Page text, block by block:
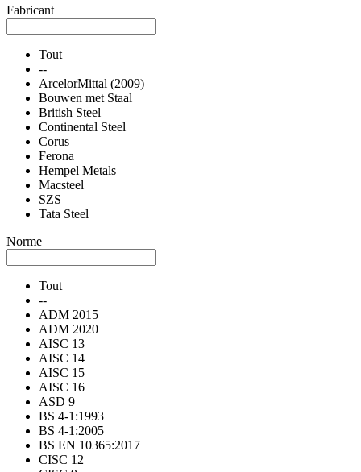
Fabricant
Tout
--
ArcelorMittal (2009)
Bouwen met Staal
British Steel
Continental Steel
Corus
Ferona
Hempel Metals
Macsteel
SZS
Tata Steel
Norme
Tout
--
ADM 2015
ADM 2020
AISC 13
AISC 14
AISC 15
AISC 16
ASD 9
BS 4-1:1993
BS 4-1:2005
BS EN 10365:2017
CISC 12